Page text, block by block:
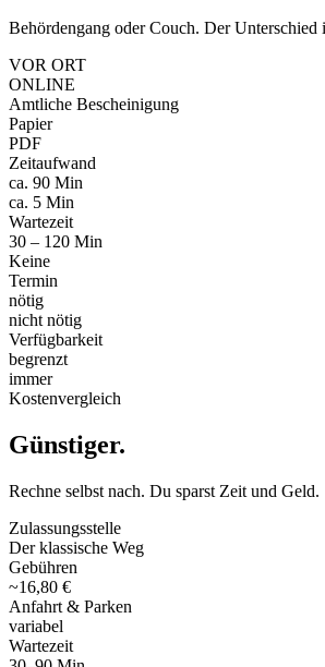
Behördengang oder Couch. Der Unterschied
VOR ORT
ONLINE
Amtliche Bescheinigung
Papier
PDF
Zeitaufwand
ca. 90 Min
ca. 5 Min
Wartezeit
30 – 120 Min
Keine
Termin
nötig
nicht nötig
Verfügbarkeit
begrenzt
immer
Kostenvergleich
Günstiger.
Rechne selbst nach. Du sparst Zeit und Geld.
Zulassungsstelle
Der klassische Weg
Gebühren
~16,80 €
Anfahrt & Parken
variabel
Wartezeit